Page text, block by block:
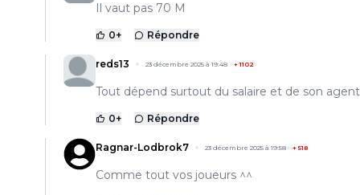
Il vaut pas 70 M
0+ Répondre
reds13 23 décembre 2025 à 19:48 +1102
Tout dépend surtout du salaire et de son agent
0+ Répondre
Ragnar-Lodbrok7 23 décembre 2025 à 19:58 +518
Comme tout vos joueurs ^^